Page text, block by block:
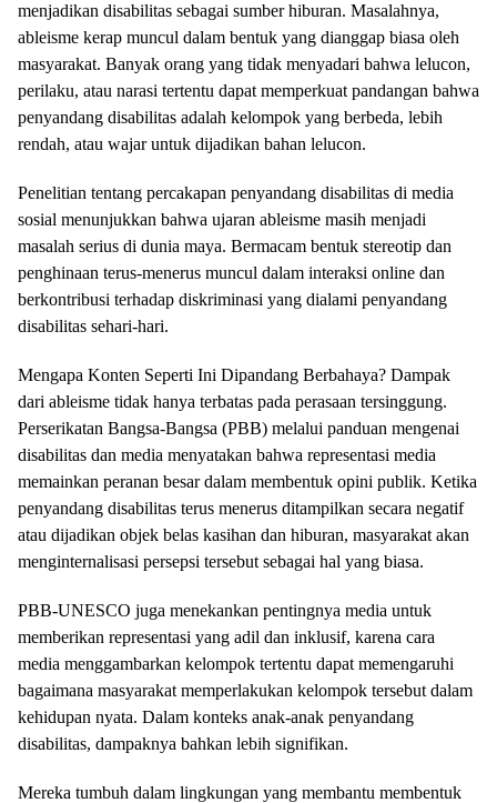
menjadikan disabilitas sebagai sumber hiburan. Masalahnya,
ableisme kerap muncul dalam bentuk yang dianggap biasa oleh
masyarakat. Banyak orang yang tidak menyadari bahwa lelucon,
perilaku, atau narasi tertentu dapat memperkuat pandangan bahwa
penyandang disabilitas adalah kelompok yang berbeda, lebih
rendah, atau wajar untuk dijadikan bahan lelucon.
Penelitian tentang percakapan penyandang disabilitas di media
sosial menunjukkan bahwa ujaran ableisme masih menjadi
masalah serius di dunia maya. Bermacam bentuk stereotip dan
penghinaan terus-menerus muncul dalam interaksi online dan
berkontribusi terhadap diskriminasi yang dialami penyandang
disabilitas sehari-hari.
Mengapa Konten Seperti Ini Dipandang Berbahaya? Dampak
dari ableisme tidak hanya terbatas pada perasaan tersinggung.
Perserikatan Bangsa-Bangsa (PBB) melalui panduan mengenai
disabilitas dan media menyatakan bahwa representasi media
memainkan peranan besar dalam membentuk opini publik. Ketika
penyandang disabilitas terus menerus ditampilkan secara negatif
atau dijadikan objek belas kasihan dan hiburan, masyarakat akan
menginternalisasi persepsi tersebut sebagai hal yang biasa.
PBB-UNESCO juga menekankan pentingnya media untuk
memberikan representasi yang adil dan inklusif, karena cara
media menggambarkan kelompok tertentu dapat memengaruhi
bagaimana masyarakat memperlakukan kelompok tersebut dalam
kehidupan nyata. Dalam konteks anak-anak penyandang
disabilitas, dampaknya bahkan lebih signifikan.
Mereka tumbuh dalam lingkungan yang membantu membentuk